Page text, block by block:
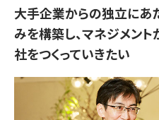
大手企業からの独立にあ
みを構築し、マネジメン
社をつくっていきたい